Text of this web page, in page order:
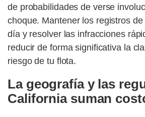
de probabilidades de verse
choque. Mantener los registros de
día y resolver las infracciones
reducir de forma significativa la
riesgo de tu flota.
La geografía y las
California suman